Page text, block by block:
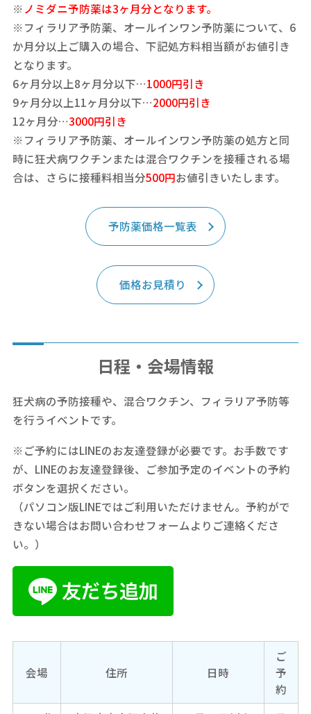
※ノミダニ予防薬は3ヶ月分となります。
※フィラリア予防薬、オールインワン予防薬について、6
か月分以上ご購入の場合、下記処方料相当額がお値引き
となります。
6ヶ月分以上8ヶ月分以下…1000円引き
9ヶ月分以上11ヶ月分以下…2000円引き
12ヶ月分…3000円引き
※フィラリア予防薬、オールインワン予防薬の処方と同
時に狂犬病ワクチンまたは混合ワクチンを接種される場
合は、さらに接種料相当分500円お値引きいたします。
予防薬価格一覧表
価格お見積り
日程・会場情報
狂犬病の予防接種や、混合ワクチン、フィラリア予防等
を行うイベントです。
※ご予約にはLINEのお友達登録が必要です。お手数です
が、LINEのお友達登録後、ご参加予定のイベントの予約
ボタンを選択ください。
（パソコン版LINEではご利用いただけません。予約がで
きない場合はお問い合わせフォームよりご連絡くださ
い。）
会場 住所 日時
ご
予
約